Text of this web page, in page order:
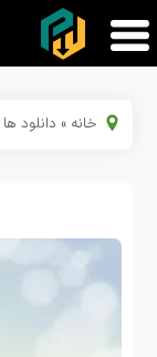
خانه » دانلود ها